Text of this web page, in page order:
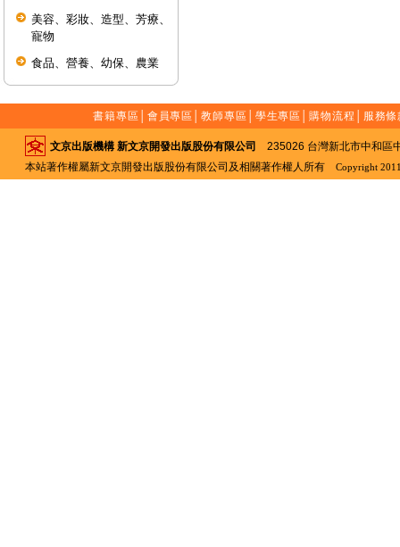
美容、彩妝、造型、芳療、
寵物
食品、營養、幼保、農業
書籍專區 會員專區 │教師專區 學生專區 │購物流程 服務條
文京出版機構 新文京開發出版股份有限公司
235026 台灣新北市中和
本站著作權屬新文京開發出版股份有限公司及相關著作權人所有
Copyright